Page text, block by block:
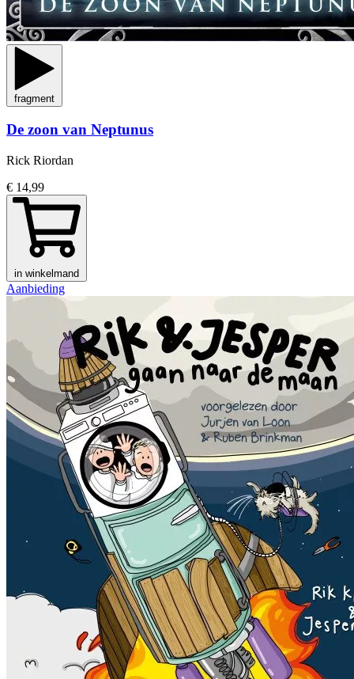
fragment
De zoon van Neptunus
Rick Riordan
€ 14,99
in winkelmand
Aanbieding